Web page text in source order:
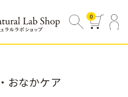
0
おなかケア